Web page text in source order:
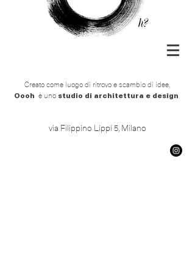
Creato come luogo di ritrovo e scambio di idee,
Oooh è uno studio di architettura e design
via Filippino Lippi 5, Milano